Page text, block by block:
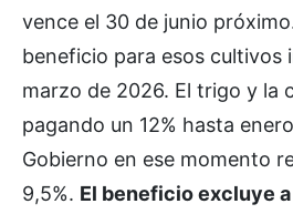
vence el 30 de junio
beneficio para esos cultivos
marzo de 2026. El trigo y la
pagando un 12% hasta
Gobierno en ese momento
9,5%. El beneficio excluye